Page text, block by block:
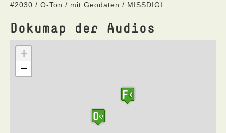
#2030 / O-Ton / mit Geodaten / MISSDIGI
Dokumap der Audios